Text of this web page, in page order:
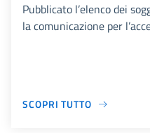
Pubblicato l’elenco dei
la comunicazione per
SCOPRI TUTTO